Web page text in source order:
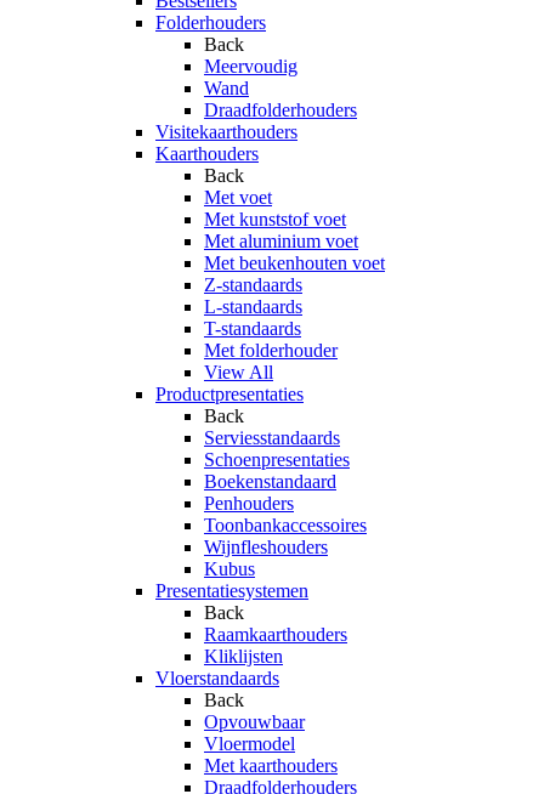
Folderhouders
Back
Meervoudig
Wand
Draadfolderhouders
Visitekaarthouders
Kaarthouders
Back
Met voet
Met kunststof voet
Met aluminium voet
Met beukenhouten voet
Z-standaards
L-standaards
T-standaards
Met folderhouder
View All
Productpresentaties
Back
Serviesstandaards
Schoenpresentaties
Boekenstandaard
Penhouders
Toonbankaccessoires
Wijnfleshouders
Kubus
Presentatiesystemen
Back
Raamkaarthouders
Kliklijsten
Vloerstandaards
Back
Opvouwbaar
Vloermodel
Met kaarthouders
Draadfolderhouders